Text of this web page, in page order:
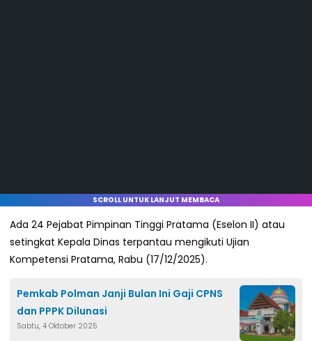
SCROLL UNTUK LANJUT MEMBACA
Ada 24 Pejabat Pimpinan Tinggi Pratama (Eselon II) atau
setingkat Kepala Dinas terpantau mengikuti Ujian
Kompetensi Pratama, Rabu (17/12/2025).
Pemkab Polman Janji Bulan Ini Gaji CPNS
dan PPPK Dilunasi
Sabtu, 4 Oktober 2025